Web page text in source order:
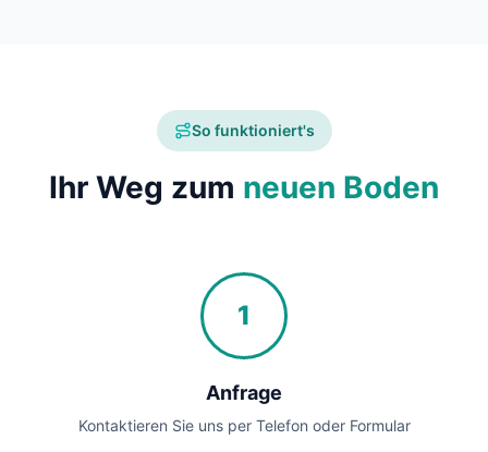
So funktioniert's
Ihr Weg zum neuen Boden
1
Anfrage
Kontaktieren Sie uns per Telefon oder Formular